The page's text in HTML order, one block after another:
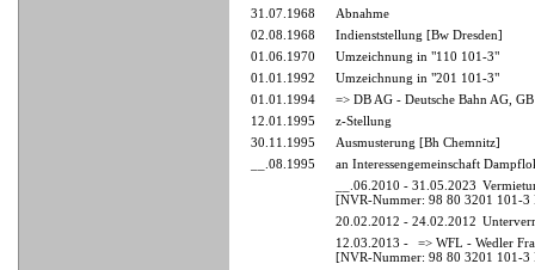
31.07.1968
Abnahme
02.08.1968
Indienststellung [Bw Dresden]
01.06.1970
Umzeichnung in "110 101-3"
01.01.1992
Umzeichnung in "201 101-3"
01.01.1994
=> DB AG - Deutsche Bahn AG,
12.01.1995
z-Stellung
30.11.1995
Ausmusterung [Bh Chemnitz]
__.08.1995
an Interessengemeinschaft
__.06.2010 - 31.05.2023
[NVR-Nummer: 98 80 3201 101-3
20.02.2012 - 24.02.2012
12.03.2013 -
=> WFL - Wedler
[NVR-Nummer: 98 80 3201 101-3